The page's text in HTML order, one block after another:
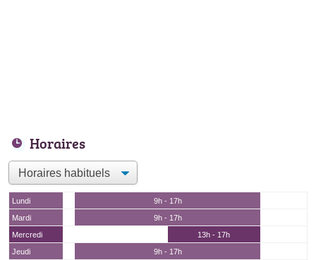
Horaires
Lundi
9h - 17h
Mardi
9h - 17h
Mercredi
13h - 17h
Jeudi
9h - 17h